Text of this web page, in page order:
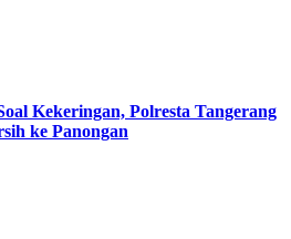
Kekeringan, Polresta Tangerang
ke Panongan